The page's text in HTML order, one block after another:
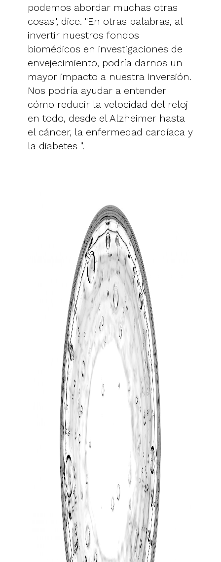
podemos abordar muchas otras
cosas", dice. "En otras palabras, al
invertir nuestros fondos
biomédicos en investigaciones de
envejecimiento, podría darnos un
mayor impacto a nuestra inversión.
Nos podría ayudar a entender
cómo reducir la velocidad del reloj
en todo, desde el Alzheimer hasta
el cáncer, la enfermedad cardíaca y
la diabetes ".